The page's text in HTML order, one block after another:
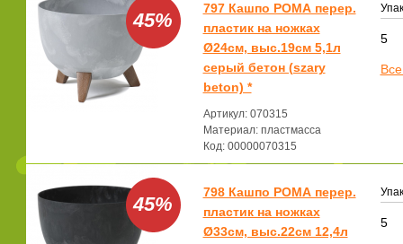
45%
797 Кашпо РОМА перер.
пластик на ножках
Ø24см, выс.19см 5,1л
серый бетон (szary
beton) *
Артикул: 070315
Материал: пластмасса
Код: 00000070315
5
45%
798 Кашпо РОМА перер.
пластик на ножках
Ø33см, выс.22см 12,4л
5